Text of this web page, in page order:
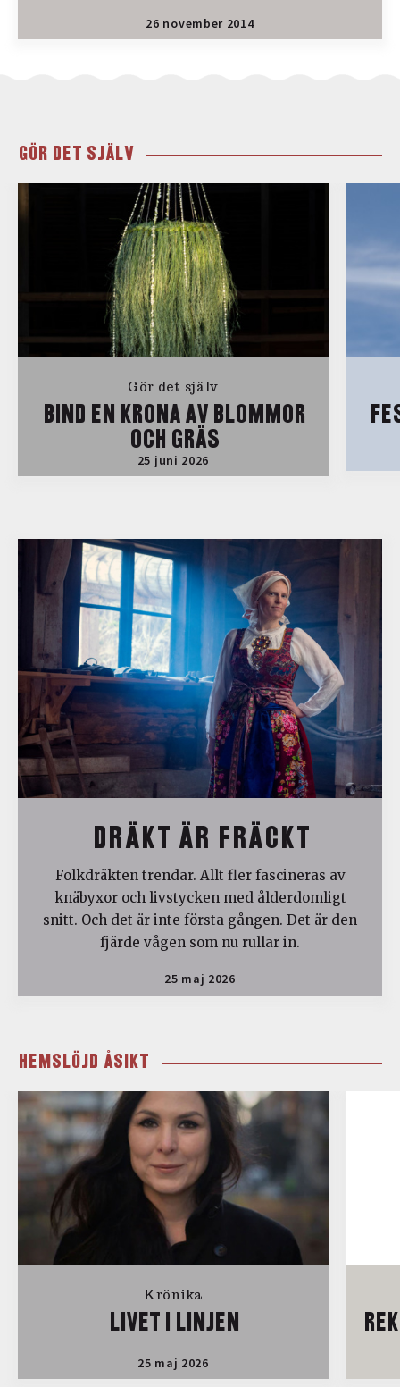
26 november 2014
GÖR DET SJÄLV
Gör det själv
BIND EN KRONA AV BLOMMOR
OCH GRÄS
25 juni 2026
DRÄKT ÄR FRÄCKT
Folkdräkten trendar. Allt fler fascineras av
knäbyxor och livstycken med ålderdomligt
snitt. Och det är inte första gången. Det är den
fjärde vågen som nu rullar in.
25 maj 2026
HEMSLÖJD ÅSIKT
Krönika
LIVET I LINJEN
25 maj 2026